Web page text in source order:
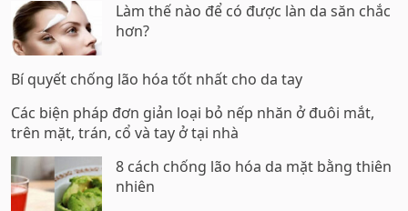
Làm thế nào để có được làn da săn chắc
hơn?
Bí quyết chống lão hóa tốt nhất cho da tay
Các biện pháp đơn giản loại bỏ nếp nhăn ở đuôi mắt,
trên mặt, trán, cổ và tay ở tại nhà
8 cách chống lão hóa da mặt bằng thiên
nhiên